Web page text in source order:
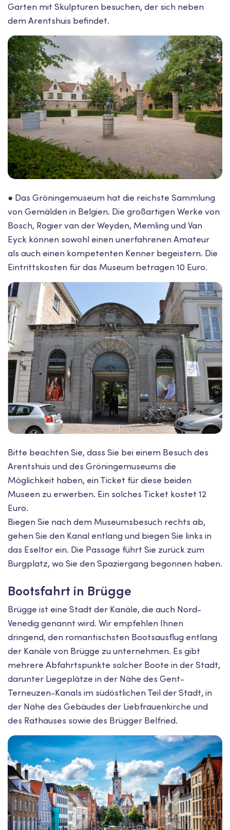
Garten mit Skulpturen besuchen, der sich neben
dem Arentshuis befindet.
● Das Gröningemuseum hat die reichste Sammlung
von Gemälden in Belgien. Die großartigen Werke von
Bosch, Rogier van der Weyden, Memling und Van
Eyck können sowohl einen unerfahrenen Amateur
als auch einen kompetenten Kenner begeistern. Die
Eintrittskosten für das Museum betragen 10 Euro.
Bitte beachten Sie, dass Sie bei einem Besuch des
Arentshuis und des Gröningemuseums die
Möglichkeit haben, ein Ticket für diese beiden
Museen zu erwerben. Ein solches Ticket kostet 12
Euro.
Biegen Sie nach dem Museumsbesuch rechts ab,
gehen Sie den Kanal entlang und biegen Sie links in
das Eseltor ein. Die Passage führt Sie zurück zum
Burgplatz, wo Sie den Spaziergang begonnen haben.
Bootsfahrt in Brügge
Brügge ist eine Stadt der Kanäle, die auch Nord-
Venedig genannt wird. Wir empfehlen Ihnen
dringend, den romantischsten Bootsausflug entlang
der Kanäle von Brügge zu unternehmen. Es gibt
mehrere Abfahrtspunkte solcher Boote in der Stadt,
darunter Liegeplätze in der Nähe des Gent-
Terneuzen-Kanals im südöstlichen Teil der Stadt, in
der Nähe des Gebäudes der Liebfrauenkirche und
des Rathauses sowie des Brügger Belfried.